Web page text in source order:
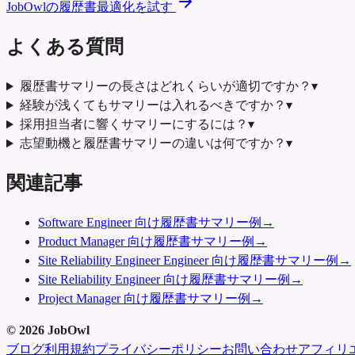
JobOwlの履歴書最適化を試す
よくある質問
履歴書サマリーの長さはどれくらいが適切ですか？ ▾
経験が浅くてもサマリーは入れるべきですか？ ▾
採用担当者に響くサマリーにするには？ ▾
志望動機と履歴書サマリーの違いは何ですか？ ▾
関連記事
Software Engineer 向け履歴書サマリー例 →
Product Manager 向け履歴書サマリー例 →
Site Reliability Engineer Engineer 向け履歴書サマリー例 →
Site Reliability Engineer 向け履歴書サマリー例 →
Project Manager 向け履歴書サマリー例 →
© 2026 JobOwl
ブログ利用規約プライバシーポリシーお問い合わせアフィリ